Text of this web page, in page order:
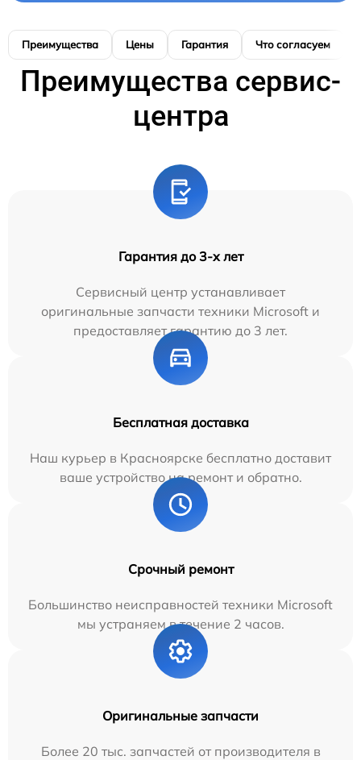
Преимущества Цены Гарантия Что согласуем
Преимущества сервис-
центра
Гарантия до 3-х лет
Сервисный центр устанавливает
оригинальные запчасти техники Microsoft и
предоставляет гарантию до 3 лет.
Бесплатная доставка
Наш курьер в Красноярске бесплатно доставит
ваше устройство на ремонт и обратно.
Срочный ремонт
Большинство неисправностей техники Microsoft
мы устраняем в течение 2 часов.
Оригинальные запчасти
Более 20 тыс. запчастей от производителя в